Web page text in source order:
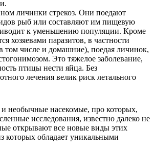
личинки стрекоз. Они поедают
рыб или составляют им пищевую
к уменьшению популяции. Кроме
хозяевами паразитов, в частности
том числе и домашние), поедая личинок,
Это тяжелое заболевание,
птицы нести яйца. Без
лечения велик риск летального
необычные насекомые, про которых,
исследования, известно далеко не
открывают все новые виды этих
которых обладает уникальными